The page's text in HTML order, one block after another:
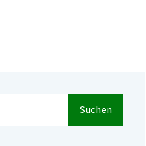
Suchen